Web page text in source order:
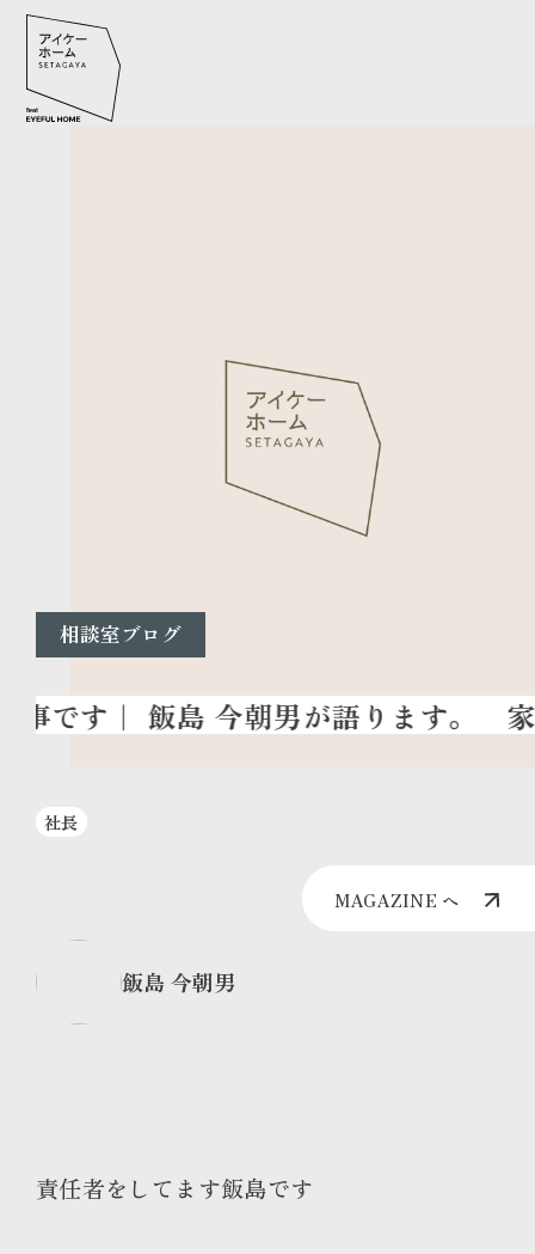
相談室ブログ
社長
MAGAZINE へ
飯島 今朝男
責任者をしてます飯島です